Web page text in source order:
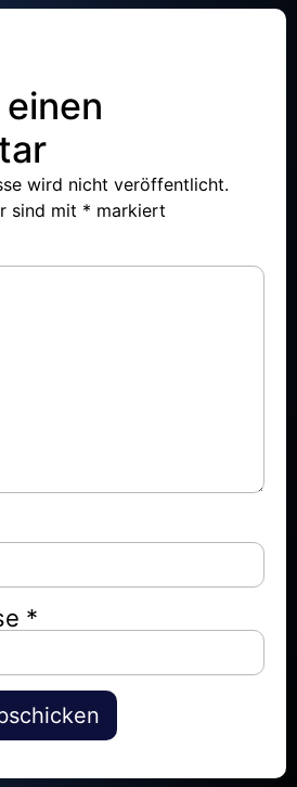
wird nicht veröffentlicht.
sind mit * markiert
*